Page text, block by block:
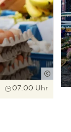
07:00 Uhr